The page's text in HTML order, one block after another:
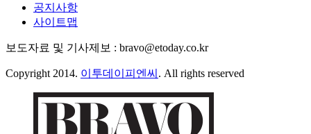
공지사항
사이트맵
보도자료 및 기사제보 : bravo@etoday.co.kr
Copyright 2014. 이투데이피엔씨 . All rights reserved